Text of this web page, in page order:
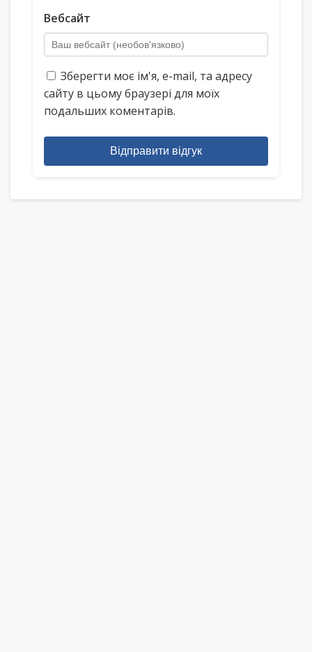
Вебсайт
Зберегти моє ім'я, e-mail, та адресу
сайту в цьому браузері для моїх
подальших коментарів.
Відправити відгук